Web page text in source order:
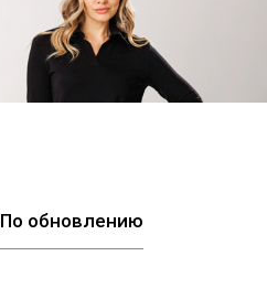
По обновлению